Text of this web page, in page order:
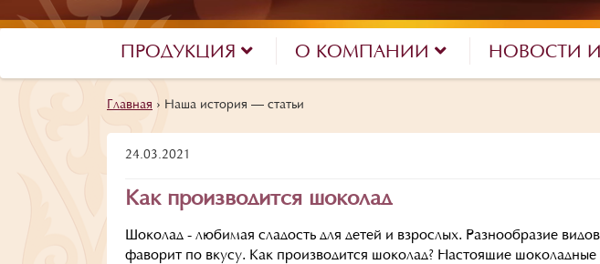
ПРОДУКЦИЯ О КОМПАНИИ НОВОСТИ
Главная › Наша история — статьи
24.03.2021
Как производится шоколад
Шоколад - любимая сладость для детей и взрослых. Разнообразие
фаворит по вкусу. Как производится шоколад? Настоящие шоколадные